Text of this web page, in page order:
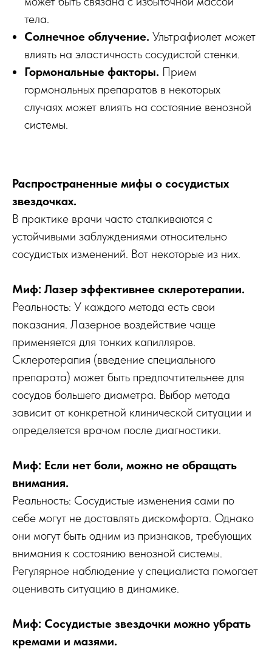
тела.
Солнечное облучение. Ультрафиолет может
влиять на эластичность сосудистой стенки.
Гормональные факторы. Прием
гормональных препаратов в некоторых
случаях может влиять на состояние венозной
системы.
Распространенные мифы о сосудистых
звездочках.
В практике врачи часто сталкиваются с
устойчивыми заблуждениями относительно
сосудистых изменений. Вот некоторые из них.
Миф: Лазер эффективнее склеротерапии.
Реальность: У каждого метода есть свои
показания. Лазерное воздействие чаще
применяется для тонких капилляров.
Склеротерапия (введение специального
препарата) может быть предпочтительнее для
сосудов большего диаметра. Выбор метода
зависит от конкретной клинической ситуации и
определяется врачом после диагностики.
Миф: Если нет боли, можно не обращать
внимания.
Реальность: Сосудистые изменения сами по
себе могут не доставлять дискомфорта. Однако
они могут быть одним из признаков, требующих
внимания к состоянию венозной системы.
Регулярное наблюдение у специалиста помогает
оценивать ситуацию в динамике.
Миф: Сосудистые звездочки можно убрать
кремами и мазями.